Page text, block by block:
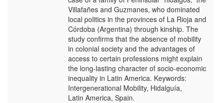
Villafañes and Guzmanes, who dominated
local politics in the provinces of La Rioja and
Córdoba (Argentina) through kinship. The
study confirms that the absence of mobility
in colonial society and the advantages of
access to certain professions might explain
the long-lasting character of socio-economic
inequality in Latin America. Keywords:
Intergenerational Mobility, Hidalguía,
Latin America, Spain.